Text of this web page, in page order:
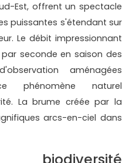
Est, offrent un spectacle
puissantes s'étendant sur
Le débit impressionnant
seconde en saison des
aménagées
phénomène naturel
La brume créée par la
arcs-en-ciel dans